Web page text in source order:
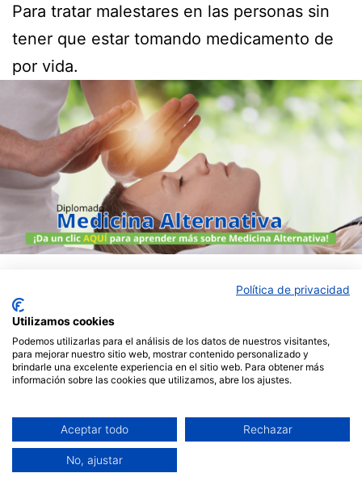
Para tratar malestares en las personas sin
tener que estar tomando medicamento de
por vida.
Publicada elnoviembre 18, 2021
Política de privacidad
Utilizamos cookies
Podemos utilizarlas para el análisis de los datos de nuestros visitantes,
para mejorar nuestro sitio web, mostrar contenido personalizado y
brindarle una excelente experiencia en el sitio web. Para obtener más
información sobre las cookies que utilizamos, abre los ajustes.
Aceptar todo Rechazar
No, ajustar